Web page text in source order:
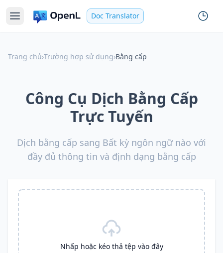
Doc Translator
Trang chủ›Trường hợp sử dụng›Bằng cấp
Công Cụ Dịch Bằng Cấp
Trực Tuyến
Dịch bằng cấp sang Bất kỳ ngôn ngữ nào với
đầy đủ thông tin và định dạng bằng cấp
Nhấp hoặc kéo thả tệp vào đây